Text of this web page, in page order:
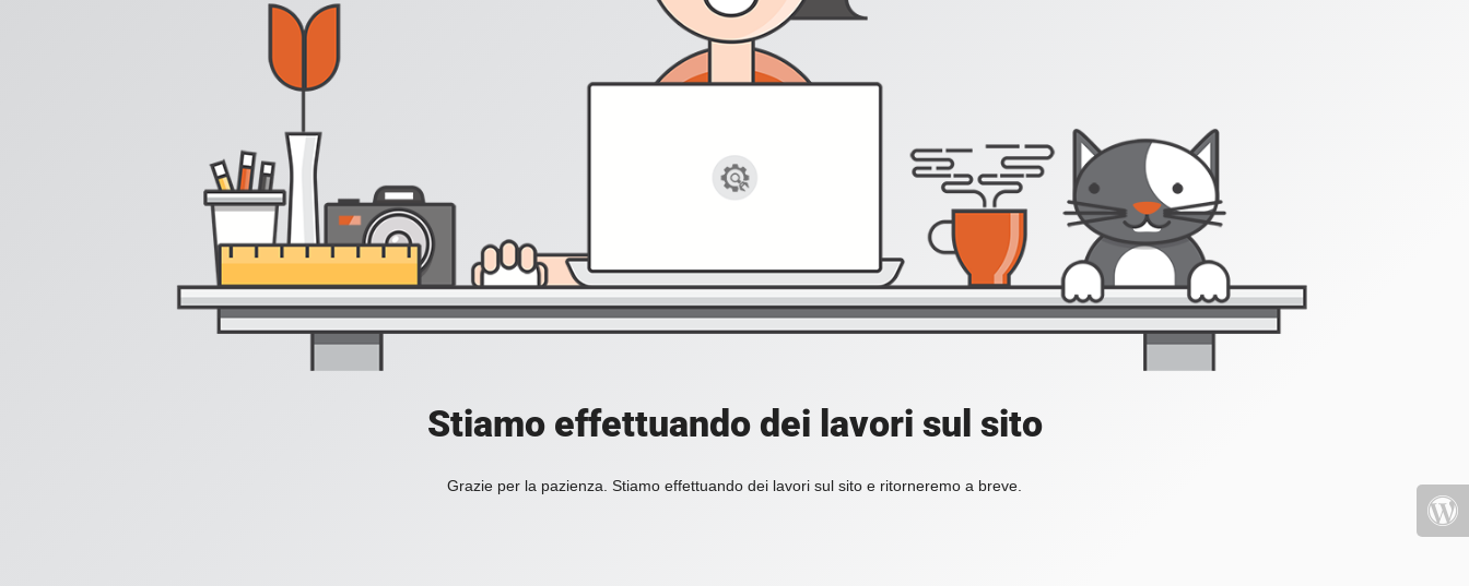
Stiamo effettuando dei lavori sul sito
Grazie per la pazienza. Stiamo effettuando dei lavori sul sito e ritorneremo a breve.